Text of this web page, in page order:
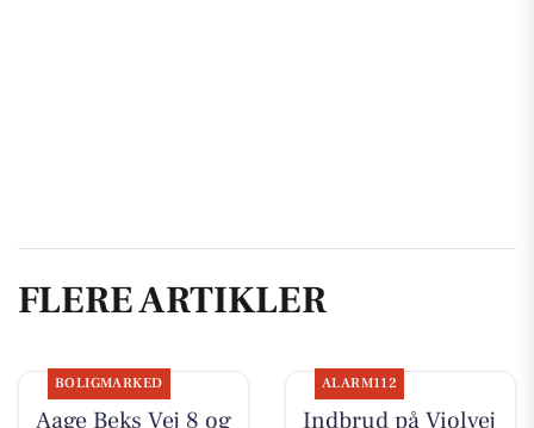
FLERE ARTIKLER
BOLIGMARKED
Aage Beks Vej 8 og
ALARM112
Indbrud på Violvej